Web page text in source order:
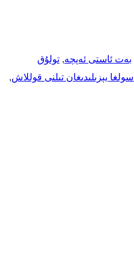
بەت ئاستى ئەپچە, تولۇق
يېزىلىدىغان تىلنى قوللاش,